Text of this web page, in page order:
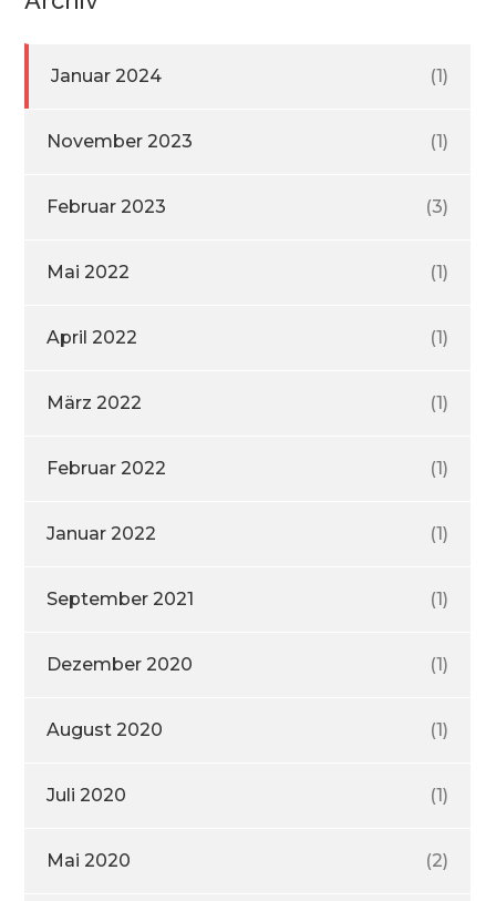
Januar 2024 (1)
November 2023 (1)
Februar 2023 (3)
Mai 2022 (1)
April 2022 (1)
März 2022 (1)
Februar 2022 (1)
Januar 2022 (1)
September 2021 (1)
Dezember 2020 (1)
August 2020 (1)
Juli 2020 (1)
Mai 2020 (2)